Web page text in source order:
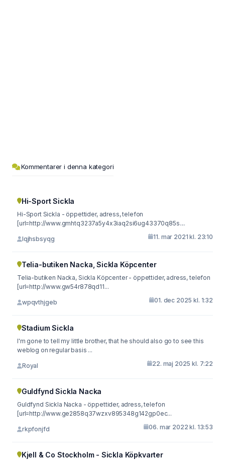
Kommentarer i denna kategori
Hi-Sport Sickla
Hi-Sport Sickla - öppettider, adress, telefon
[url=http://www.gmhtq3237a5y4x3iaq2si6ug43370q85s....
lqjhsbsyqg 11. mar 2021 kl. 23:10
Telia-butiken Nacka, Sickla Köpcenter
Telia-butiken Nacka, Sickla Köpcenter - öppettider, adress, telefon
[url=http://www.gw54r878qd11...
wpqvthjgeb 01. dec 2025 kl. 1:32
Stadium Sickla
I'm gone to tell my little brother, that he should also go to see this
weblog on regular basis ...
Royal 22. maj 2025 kl. 7:22
Guldfynd Sickla Nacka
Guldfynd Sickla Nacka - öppettider, adress, telefon
[url=http://www.ge2858q37wzxv895348g142gp0ec...
rkpfonjfd 06. mar 2022 kl. 13:53
Kjell & Co Stockholm - Sickla Köpkvarter